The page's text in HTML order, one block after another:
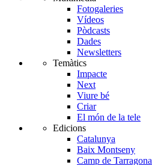
Fotogaleries
Vídeos
Pòdcasts
Dades
Newsletters
Temàtics
Impacte
Next
Viure bé
Criar
El món de la tele
Edicions
Catalunya
Baix Montseny
Camp de Tarragona